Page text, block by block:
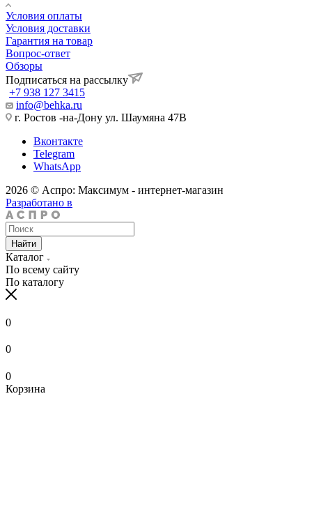
Условия оплаты
Условия доставки
Гарантия на товар
Вопрос-ответ
Обзоры
Подписаться на рассылку
+7 938 127 3415
info@behka.ru
г. Ростов -на-Дону ул. Шаумяна 47В
Вконтакте
Telegram
WhatsApp
2026 © Аспро: Максимум - интернет-магазин
Разработано в
Найти
Каталог
По всему сайту
По каталогу
0
0
0
Корзина